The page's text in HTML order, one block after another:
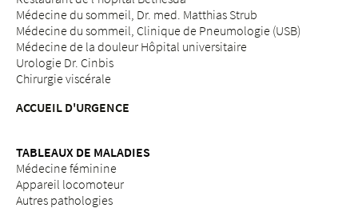
Médecine du sommeil, Dr. med. Matthias Strub
Médecine du sommeil, Clinique de Pneumologie (USB)
Médecine de la douleur Hôpital universitaire
Urologie Dr. Cinbis
Chirurgie viscérale
ACCUEIL D'URGENCE
TABLEAUX DE MALADIES
Médecine féminine
Appareil locomoteur
Autres pathologies